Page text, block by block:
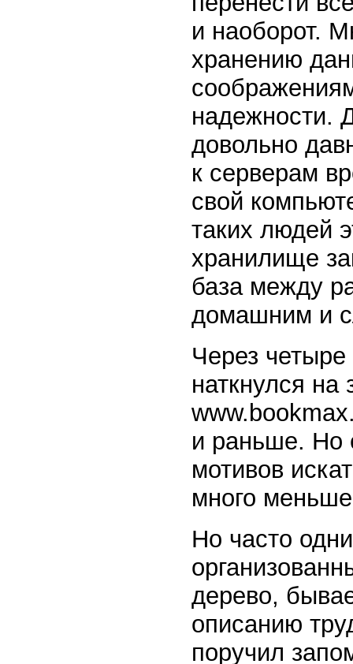
и наоборот.
хранению
надежности.
довольно
к серверам
свой
таких людей
хранилище
база между
домашним и
Через
наткнулся
и раньше. Но
мотивов
много
Но часто
дерево,
описанию
поручил